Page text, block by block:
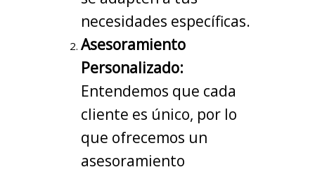
necesidades específicas.
Asesoramiento
Personalizado:
Entendemos que cada
cliente es único, por lo
que ofrecemos un
asesoramiento